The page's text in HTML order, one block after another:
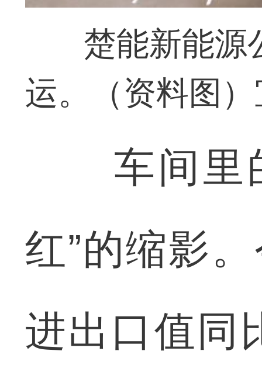
楚能新能源
运。（资料图
车间里的
红”的缩影
进出口值同